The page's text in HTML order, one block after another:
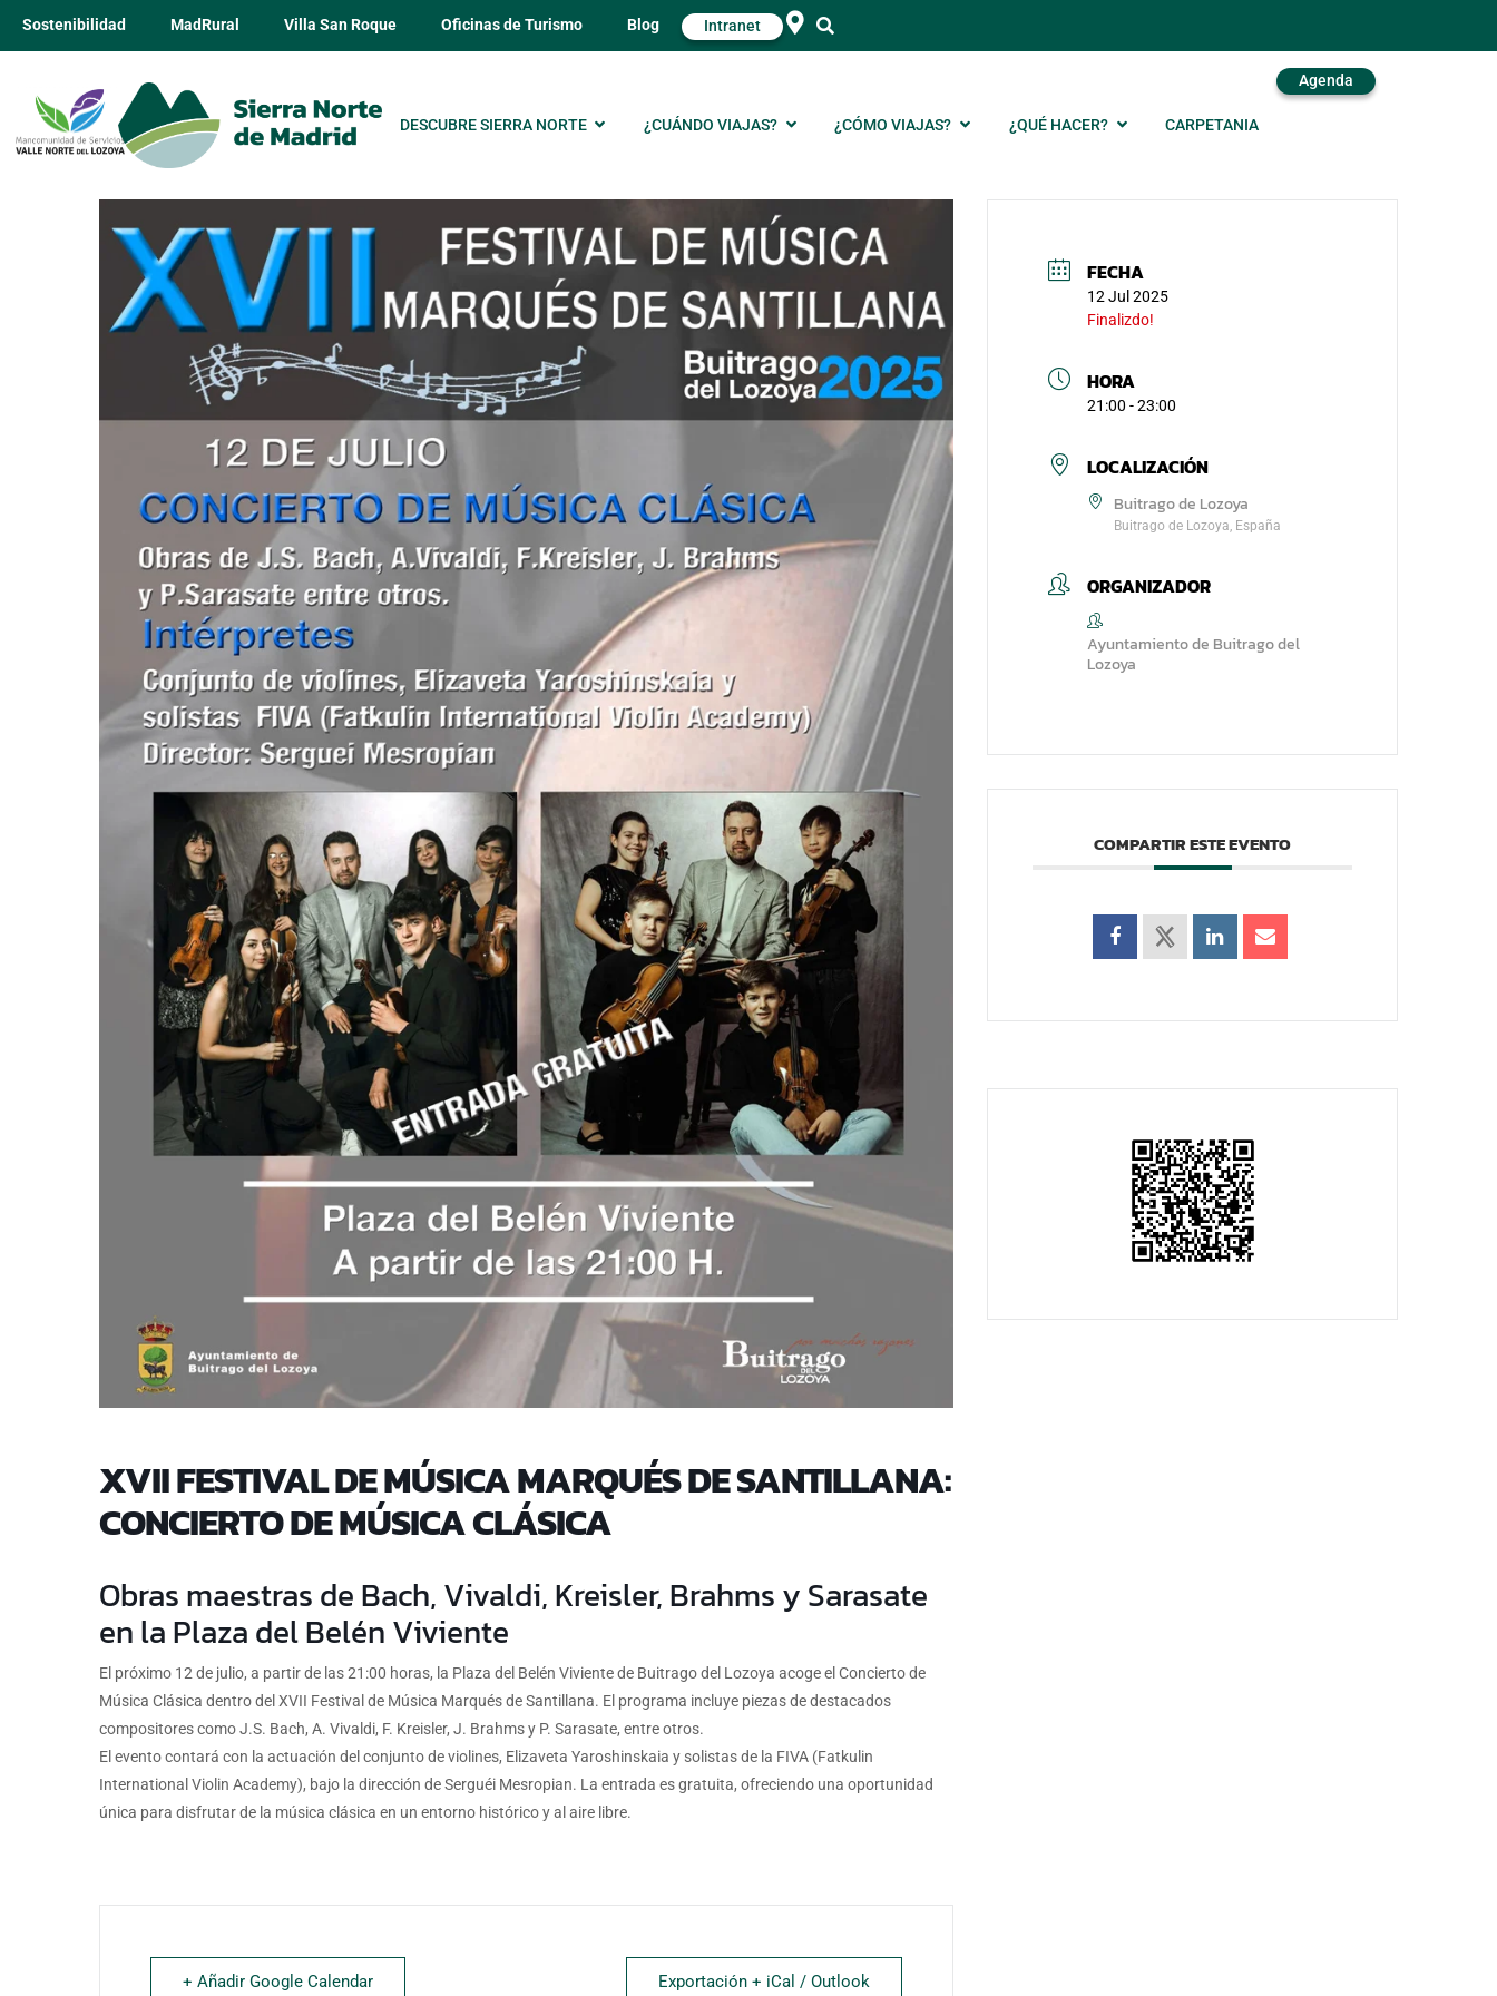
Sostenibilidad MadRural Villa San Roque Oficinas de Turismo Blog Intranet
DESCUBRE SIERRA NORTE ¿CUÁNDO VIAJAS? ¿CÓMO VIAJAS? ¿QUÉ HACER? CARPETANIA
Agenda
XVII FESTIVAL DE MÚSICA MARQUÉS DE SANTILLANA:
CONCIERTO DE MÚSICA CLÁSICA
Obras maestras de Bach, Vivaldi, Kreisler, Brahms y Sarasate
en la Plaza del Belén Viviente
El próximo 12 de julio, a partir de las 21:00 horas, la Plaza del Belén Viviente de Buitrago del Lozoya acoge el Concierto de
Música Clásica dentro del XVII Festival de Música Marqués de Santillana. El programa incluye piezas de destacados
compositores como J.S. Bach, A. Vivaldi, F. Kreisler, J. Brahms y P. Sarasate, entre otros.
El evento contará con la actuación del conjunto de violines, Elizaveta Yaroshinskaia y solistas de la FIVA (Fatkulin
International Violin Academy), bajo la dirección de Serguéi Mesropian. La entrada es gratuita, ofreciendo una oportunidad
única para disfrutar de la música clásica en un entorno histórico y al aire libre.
+ Añadir Google Calendar Exportación + iCal / Outlook
FECHA
12 Jul 2025
Finalizdo!
HORA
21:00 - 23:00
LOCALIZACIÓN
Buitrago de Lozoya
Buitrago de Lozoya, España
ORGANIZADOR
Ayuntamiento de Buitrago del
Lozoya
COMPARTIR ESTE EVENTO